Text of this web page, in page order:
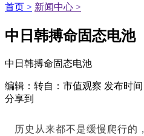
首页 > 新闻中心 >
中日韩搏命固态电池
中日韩搏命固态电池
编辑：转自：市值观察 发布时间
分享到
历史从来都不是缓慢爬行的